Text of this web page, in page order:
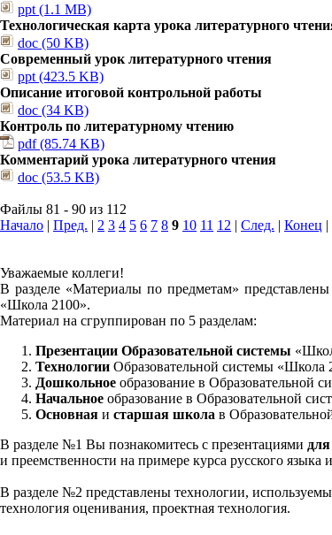
ppt (1.1 MB)
Технологическая карта урока литературного
doc (50 KB)
Современный урок литературного чтения
ppt (423.5 KB)
Описание итоговой контрольной работы
doc (34 KB)
Контроль по литературному чтению
pdf (85.74 KB)
Комментарий урока литературного чтения
doc (53.5 KB)
Файлы 81 - 90 из 112
Начало | Пред. | 2 3 4 5 6 7 8 9 10 11 12 | След. | Конец |
Уважаемые коллеги!
В разделе «Материалы по предметам»
«Школа 2100».
Материал на сгруппирован по 5 разделам:
Презентации Образовательной системы
Технологии Образовательной системы «Школа
Дошкольное образование в Образовательной
Начальное образование в Образовательной
Основная и старшая школа в
В разделе №1 Вы познакомитесь с презентациями для
и преемственности на примере курса русского языка
В разделе №2 представлены технологии,
технология оценивания, проектная технология.